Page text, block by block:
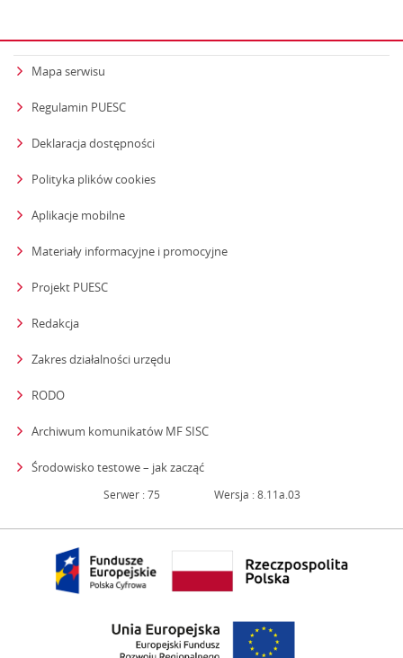
Mapa serwisu
Regulamin PUESC
Deklaracja dostępności
Polityka plików cookies
Aplikacje mobilne
Materiały informacyjne i promocyjne
Projekt PUESC
Redakcja
Zakres działalności urzędu
RODO
Archiwum komunikatów MF SISC
Środowisko testowe – jak zacząćstrona otwiera się w nowym oknie
Serwer : 75 Wersja : 8.11a.03